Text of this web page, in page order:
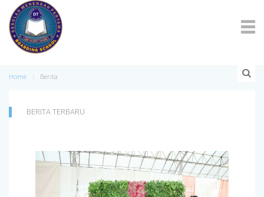
Home Berita
BERITA TERBARU